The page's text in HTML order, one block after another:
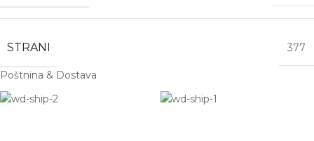
STRANI 377
Poštnina & Dostava